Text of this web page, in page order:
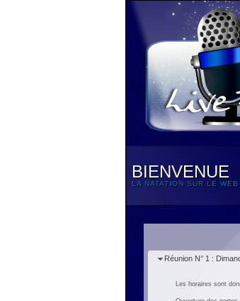
BIENVENUE
LA NATATION SUR LE WEB
Réunion N° 1 :
Les horaires sont